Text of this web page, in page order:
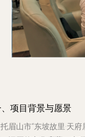
项目背景与愿景
眉山市“东坡故里·天